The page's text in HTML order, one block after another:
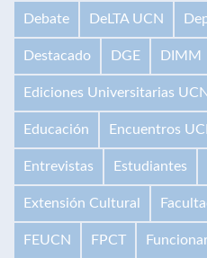
Debate DeLTA UCN
Destacado DGE DIMM
Ediciones Universitarias UCN
Educación Encuentros
Entrevistas Estudiantes
Extensión Cultural
FEUCN FPCT